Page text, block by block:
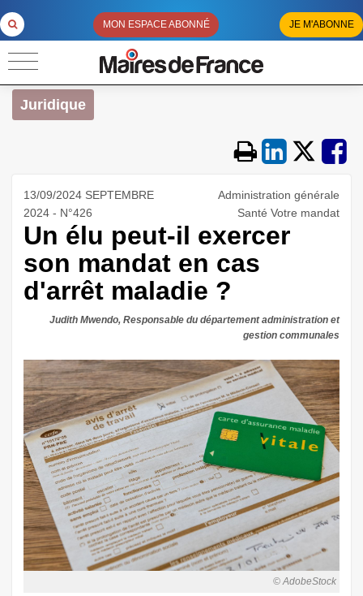
MON ESPACE ABONNÉ JE M'ABONNE
Juridique
13/09/2024 SEPTEMBRE
2024 - N°426
Administration générale
Santé Votre mandat
Un élu peut-il exercer
son mandat en cas
d'arrêt maladie ?
Judith Mwendo, Responsable du département administration et
gestion communales
© AdobeStock